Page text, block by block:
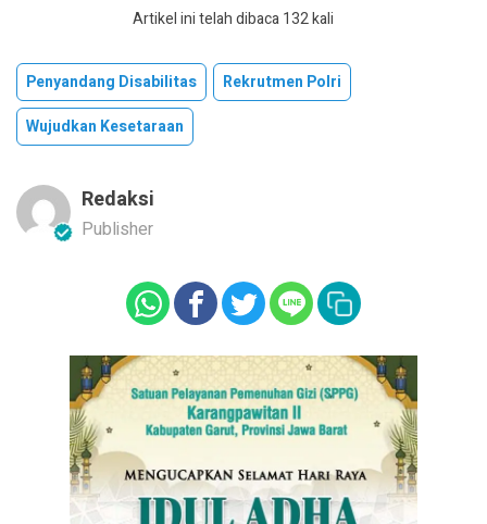
Artikel ini telah dibaca 132 kali
Penyandang Disabilitas
Rekrutmen Polri
Wujudkan Kesetaraan
Redaksi
Publisher